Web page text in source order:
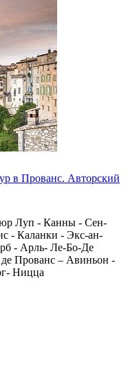
в Прованс. Авторский
Луп - Канны - Сен-
- Каланки - Экс-ан-
- Арль- Ле-Бо-Де
Прованс – Авиньон -
Ницца